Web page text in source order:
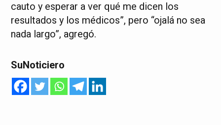
cauto y esperar a ver qué me dicen los
resultados y los médicos”, pero “ojalá no sea
nada largo”, agregó.
SuNoticiero